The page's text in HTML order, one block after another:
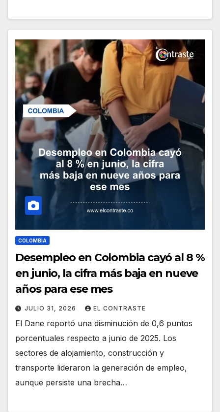
COLOMBIA
Desempleo en Colombia cayó al 8 %
en junio, la cifra más baja en nueve
años para ese mes
JULIO 31, 2026 EL CONTRASTE
El Dane reportó una disminución de 0,6 puntos
porcentuales respecto a junio de 2025. Los
sectores de alojamiento, construcción y
transporte lideraron la generación de empleo,
aunque persiste una brecha…